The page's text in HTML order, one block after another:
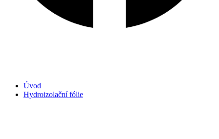
Úvod
Hydroizolační fólie